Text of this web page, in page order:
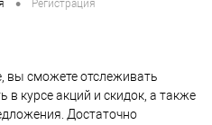
• Регистрация
вы сможете отслеживать
в курсе акций и скидок, а также
Достаточно